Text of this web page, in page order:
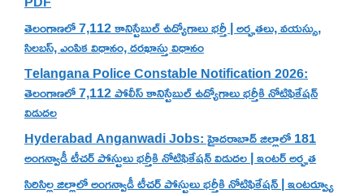
తెలంగాణలో 7,112 కానిస్టేబుల్ ఉద్యోగాలు భర్తీ | అర్హతలు, వయస్సు,
సిలబస్, ఎంపిక విధానం, దరఖాస్తు విధానం
Telangana Police Constable Notification 2026:
తెలంగాణలో 7,112 పోలీస్ కానిస్టేబుల్ ఉద్యోగాలు భర్తీకి నోటిఫికేషన్
విడుదల
Hyderabad Anganwadi Jobs: హైదరాబాద్ జిల్లాలో 181
అంగన్వాడీ టీచర్ పోస్టులు భర్తీకి నోటిఫికేషన్ విడుదల | ఇంటర్ అర్హత
సిరిసిల్ల జిల్లాలో అంగన్వాడీ టీచర్ పోస్టులు భర్తీకి నోటిఫికేషన్ | ఇంటర్వ్యూ